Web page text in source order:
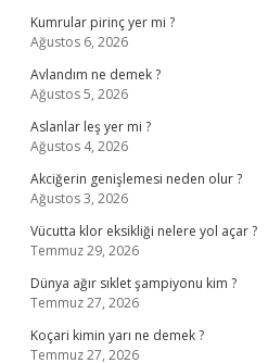
Kumrular pirinç yer mi ?
Ağustos 6, 2026
Avlandım ne demek ?
Ağustos 5, 2026
Aslanlar leş yer mi ?
Ağustos 4, 2026
Akciğerin genişlemesi neden olur ?
Ağustos 3, 2026
Vücutta klor eksikliği nelere yol açar ?
Temmuz 29, 2026
Dünya ağır sıklet şampiyonu kim ?
Temmuz 27, 2026
Koçari kimin yarı ne demek ?
Temmuz 27, 2026